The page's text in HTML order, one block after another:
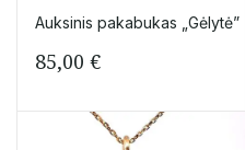
Auksinis pakabukas „Gėlytė”
85,00 €